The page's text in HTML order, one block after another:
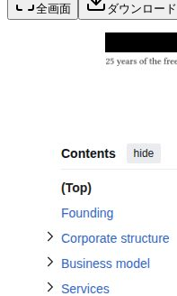
全画面 ダウンロード